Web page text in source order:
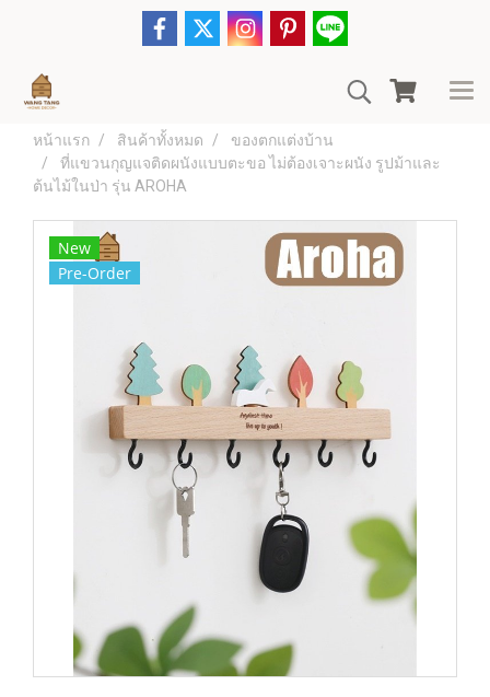
หน้าแรก สินค้าทั้งหมด
ของตกแต่งบ้าน
ที่แขวนกุญแจติดผนังแบบตะขอ ไม่ต้องเจาะผนัง รูปม้าและ
ต้นไม้ในป่า รุ่น AROHA
New
Pre-Order